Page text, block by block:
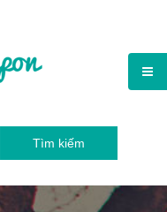
Tìm kiếm